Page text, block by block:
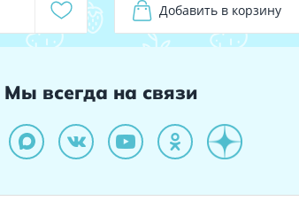
Добавить в корзину
Мы всегда на связи